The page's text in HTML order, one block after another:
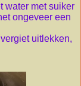
water met suiker
ongeveer een
uitlekken,